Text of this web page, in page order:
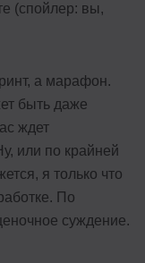
(спойлер: вы,
а марафон.
быть даже
ждет
или по крайней
я только что
По
суждение.